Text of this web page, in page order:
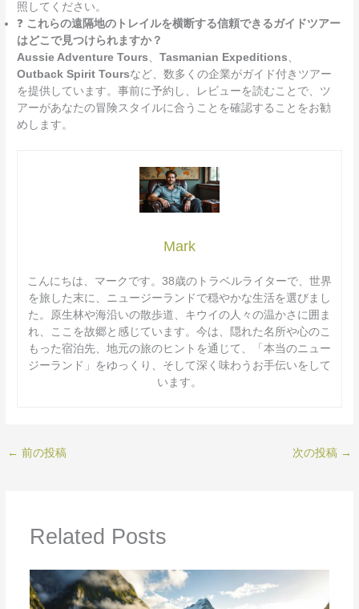
照してください。
❓ これらの遠隔地のトレイルを横断する信頼できるガイドツアー
はどこで見つけられますか？
Aussie Adventure Tours 、Tasmanian Expeditions 、
Outback Spirit Toursなど、数多くの企業がガイド付きツアー
を提供しています。事前に予約し、レビューを読むことで、ツ
アーがあなたの冒険スタイルに合うことを確認することをお勧
めします。
Mark
こんにちは、マークです。38歳のトラベルライターで、世界
を旅した末に、ニュージーランドで穏やかな生活を選びまし
た。原生林や海沿いの散歩道、キウイの人々の温かさに囲ま
れ、ここを故郷と感じています。今は、隠れた名所や心のこ
もった宿泊先、地元の旅のヒントを通じて、「本当のニュー
ジーランド」をゆっくり、そして深く味わうお手伝いをして
います。
← 前の投稿 次の投稿 →
Related Posts